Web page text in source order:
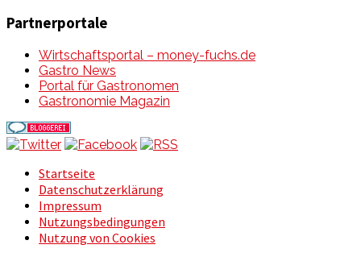
Partnerportale
Wirtschaftsportal – money-fuchs.de
Gastro News
Portal für Gastronomen
Gastronomie Magazin
Startseite
Datenschutzerklärung
Impressum
Nutzungsbedingungen
Nutzung von Cookies